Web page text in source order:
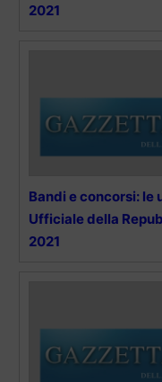
2021
Bandi e concorsi:
Ufficiale della
2021